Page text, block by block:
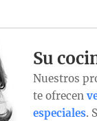
Su
Nuestros
te ofrecen
especiales.